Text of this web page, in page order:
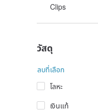
Clips
วัสดุ
ลบที่เลือก
โลหะ
เงินแท้